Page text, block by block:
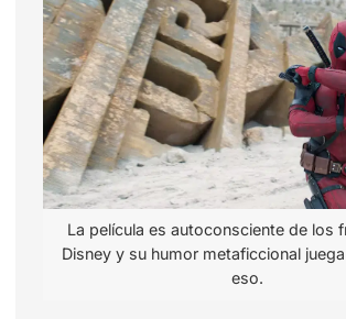
La película es autoconsciente de los
Disney y su humor metaficcional
eso.